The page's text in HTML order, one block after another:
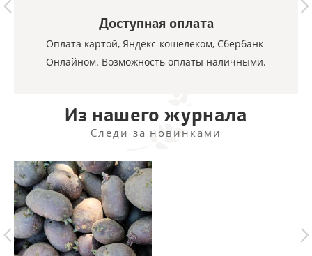
Доступная оплата
Оплата картой, Яндекс-кошелеком, Сбербанк-
Онлайном. Возможность оплаты наличными.
Из нашего журнала
Следи за новинками